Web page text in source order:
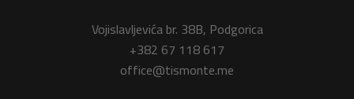
Vojislavljevića br. 38B, Podgorica
+382 67 118 617
office@tismonte.me